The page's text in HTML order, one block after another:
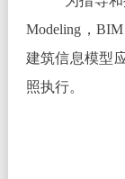
Modeling，
建筑信息模型
照执行。